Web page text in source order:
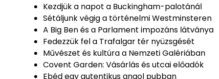
Kezdjük a napot a Buckingham-palotánál
Sétáljunk végig a történelmi Westminsteren
A Big Ben és a Parlament impozáns látványa
Fedezzük fel a Trafalgar tér nyüzsgését
Művészet és kultúra a Nemzeti Galériában
Covent Garden: Vásárlás és utcai előadók
Ebéd egy autentikus angol pubban